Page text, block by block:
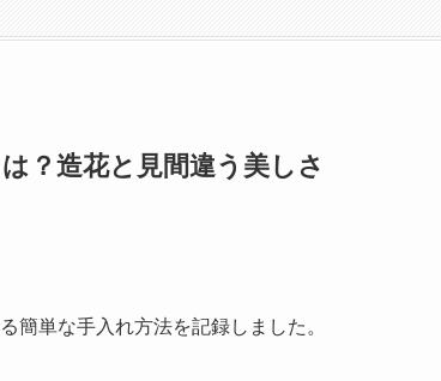
？造花と見間違う美しさ
簡単な手入れ方法を記録しました。